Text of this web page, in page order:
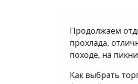
Продолжаем
прохлада,
походе, на
Как выбрать